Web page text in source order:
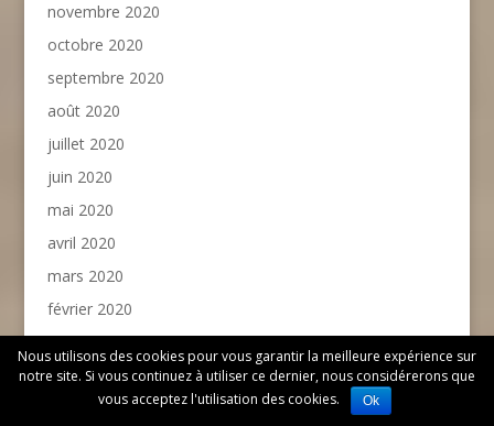
novembre 2020
octobre 2020
septembre 2020
août 2020
juillet 2020
juin 2020
mai 2020
avril 2020
mars 2020
février 2020
janvier 2020
décembre 2019
novembre 2019
Nous utilisons des cookies pour vous garantir la meilleure expérience sur
notre site. Si vous continuez à utiliser ce dernier, nous considérerons que
vous acceptez l'utilisation des cookies.
Ok